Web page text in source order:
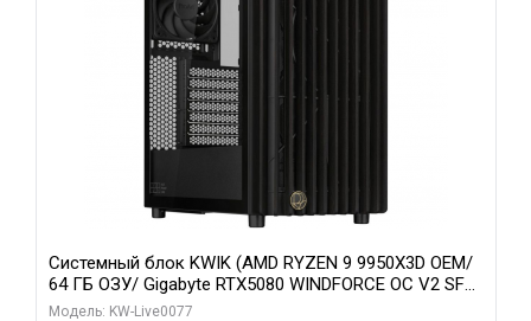
Системный блок KWIK (AMD RYZEN 9 9950X3D OEM/
64 ГБ ОЗУ/ Gigabyte RTX5080 WINDFORCE OC V2 SFF
16GB GDDR7 256b/ 960 ГБ SSD)
Модель: KW-Live0077